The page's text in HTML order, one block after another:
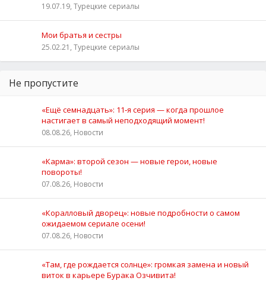
19.07.19, Турецкие сериалы
Мои братья и сестры
25.02.21, Турецкие сериалы
Не пропустите
«Ещё семнадцать»: 11‑я серия — когда прошлое
настигает в самый неподходящий момент!
08.08.26, Новости
«Карма»: второй сезон — новые герои, новые
повороты!
07.08.26, Новости
«Коралловый дворец»: новые подробности о самом
ожидаемом сериале осени!
07.08.26, Новости
«Там, где рождается солнце»: громкая замена и новый
виток в карьере Бурака Озчивита!